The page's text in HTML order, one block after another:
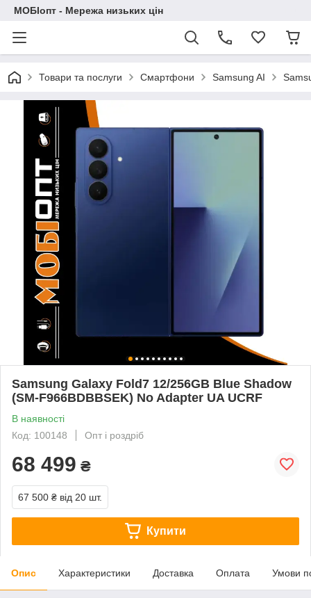
МОБІопт - Мережа низьких цін
Товари та послуги Смартфони Samsung AI
Samsung Galaxy Fold7 12/256GB Blue Shadow
(SM-F966BDBBSEK) No Adapter UA UCRF
В наявності
Код: 100148
Опт і роздріб
68 499 ₴
67 500 ₴ від 20 шт.
Купити
Опис Характеристики Доставка Оплата Умови